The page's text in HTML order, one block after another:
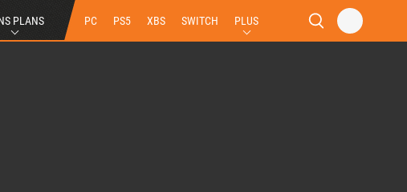
PLANS PC PS5 XBS SWITCH PLUS